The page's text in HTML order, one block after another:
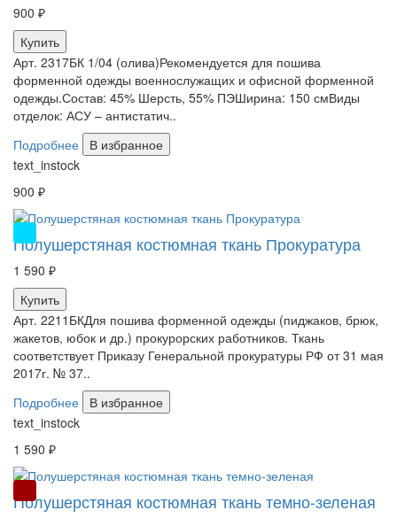
900 ₽
Купить
Арт. 2317БК 1/04 (олива)Рекомендуется для пошива
форменной одежды военнослужащих и офисной форменной
одежды.Состав: 45% Шерсть, 55% ПЭШирина: 150 смВиды
отделок: АСУ – антистатич..
Подробнее
В избранное
text_instock
900 ₽
Полушерстяная костюмная ткань Прокуратура
1 590 ₽
Купить
Арт. 2211БКДля пошива форменной одежды (пиджаков, брюк,
жакетов, юбок и др.) прокурорских работников. Ткань
соответствует Приказу Генеральной прокуратуры РФ от 31 мая
2017г. № 37..
Подробнее
В избранное
text_instock
1 590 ₽
Полушерстяная костюмная ткань темно-зеленая